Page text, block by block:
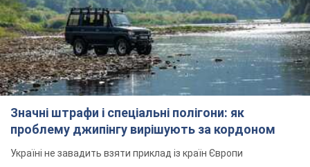
Значні штрафи і спеціальні полігони: як
проблему джипінгу вирішують за кордоном
Україні не завадить взяти приклад із країн Європи